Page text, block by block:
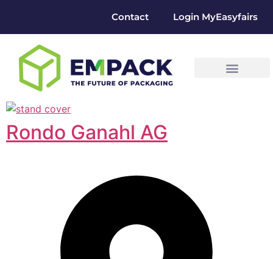
Contact Login MyEasyfairs
Rondo Ganahl AG